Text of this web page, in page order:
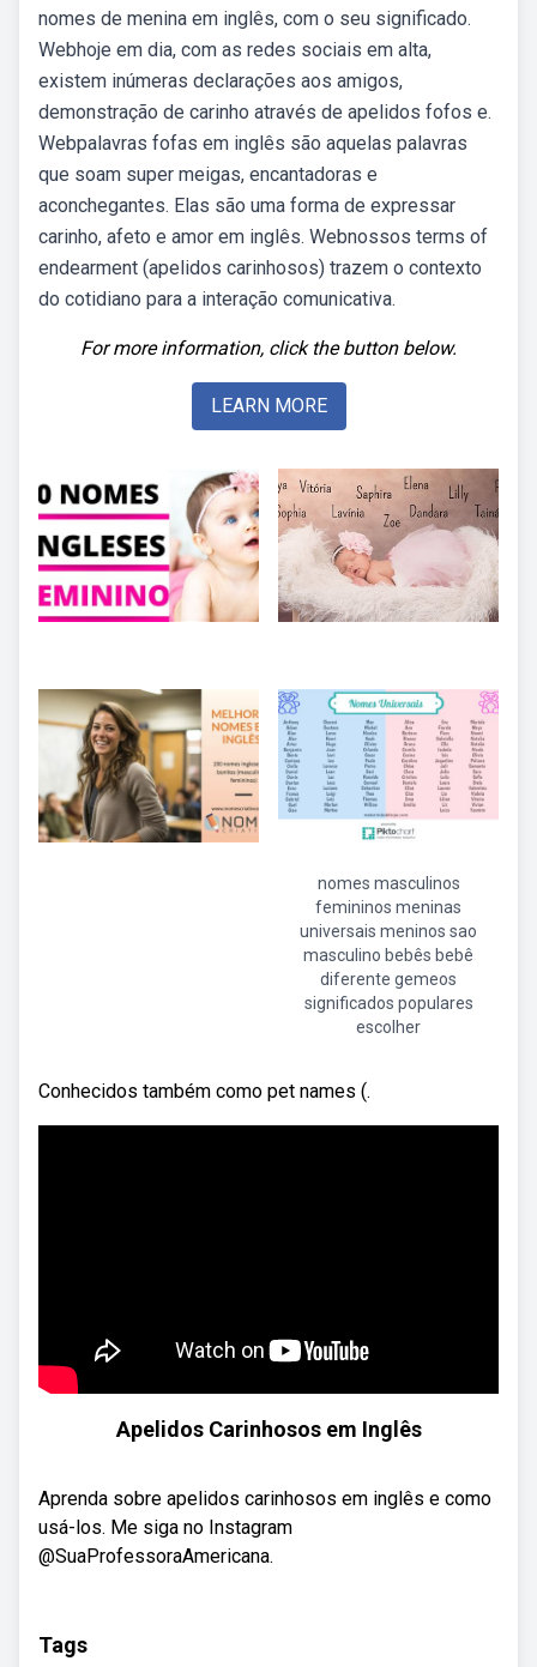
nomes de menina em inglês, com o seu significado.
Webhoje em dia, com as redes sociais em alta,
existem inúmeras declarações aos amigos,
demonstração de carinho através de apelidos fofos e.
Webpalavras fofas em inglês são aquelas palavras
que soam super meigas, encantadoras e
aconchegantes. Elas são uma forma de expressar
carinho, afeto e amor em inglês. Webnossos terms of
endearment (apelidos carinhosos) trazem o contexto
do cotidiano para a interação comunicativa.
For more information, click the button below.
LEARN MORE
nomes masculinos
femininos meninas
universais meninos sao
masculino bebês bebê
diferente gemeos
significados populares
escolher
Conhecidos também como pet names (.
Apelidos Carinhosos em Inglês
Aprenda sobre apelidos carinhosos em inglês e como
usá-los. Me siga no Instagram
@SuaProfessoraAmericana.
Tags